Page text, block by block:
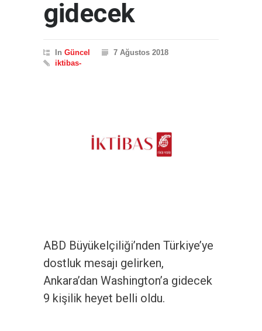
gidecek
In Güncel
7 Ağustos 2018
iktibas-
ABD Büyükelçiliği’nden Türkiye’ye
dostluk mesajı gelirken,
Ankara’dan Washington’a gidecek
9 kişilik heyet belli oldu.